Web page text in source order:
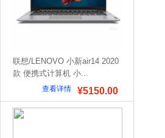
联想/LENOVO 小新air14 2020
款 便携式计算机 小...
¥5150.00
查看详情